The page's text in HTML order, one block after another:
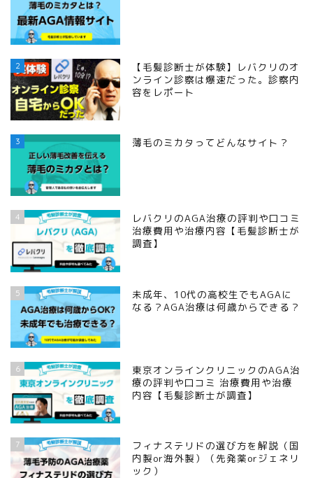
2
【毛髪診断士が体験】レバクリのオ
ンライン診察は爆速だった。診察内
容をレポート
3 薄毛のミカタってどんなサイト？
4
レバクリのAGA治療の評判や口コミ
治療費用や治療内容【毛髪診断士が
調査】
5
未成年、10代の高校生でもAGAに
なる？AGA治療は何歳からできる？
6
東京オンラインクリニックのAGA治
療の評判や口コミ 治療費用や治療
内容【毛髪診断士が調査】
7
フィナステリドの選び方を解説（国
内製or海外製）（先発薬orジェネリ
ック）